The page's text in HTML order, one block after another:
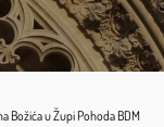
Božića u Župi Pohoda BDM